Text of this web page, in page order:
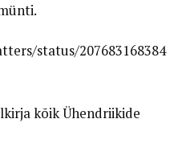
status/207683168384
kõik Ühendriikide